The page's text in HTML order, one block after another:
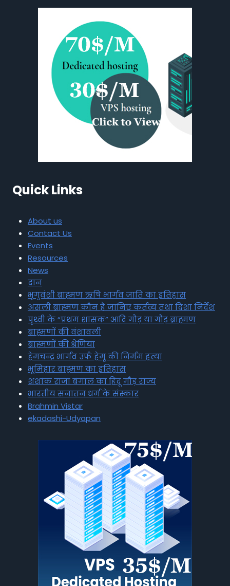
Quick Links
About us
Contact Us
Events
Resources
News
दान
भृगुवंशी ब्राह्मण ऋषि भार्गव जाति का इतिहास
असली ब्राह्मण कौन है जानिए कर्तव्य तथा दिशा निर्देश
पृथ्वी के “प्रथम शासक” आदि गौड़ या गौड़ ब्राह्मण
ब्राह्मणों की वंशावली
ब्राह्मणों की श्रेणियां
हेमचन्द्र भार्गव उर्फ हेमू की निर्मम हत्या
भूमिहार ब्राह्मण का इतिहास
शशांक राजा बंगाल का हिंदू गौड़ राज्य
भारतीय सनातन धर्म के संस्कार
Brahmin Vistar
ekadashi-Udyapan